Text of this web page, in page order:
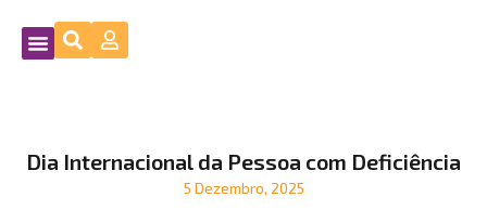
Dia Internacional da Pessoa com Deficiência
5 Dezembro, 2025